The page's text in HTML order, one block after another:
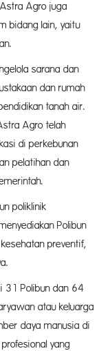
Agro juga
bidang lain, yaitu
sarana dan
dan rumah
tanah air.
Agro telah
di perkebunan
pelatihan dan
poliklinik
Polibun
preventif,
31 Polibun dan 64
atau keluarga
daya manusia di
yang